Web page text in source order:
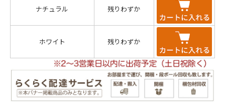
ナチュラル 残りわずか
ホワイト 残りわずか